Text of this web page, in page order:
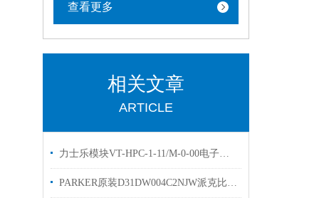
查看更多
相关文章
ARTICLE
力士乐模块VT-HPC-1-11/M-0-00电子控制装置欢迎选购
PARKER原装D31DW004C2NJW派克比例阀优势出售